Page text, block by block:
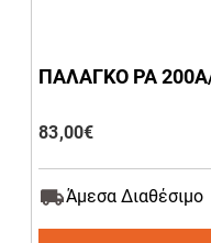
ΠΑΛΑΓΚΟ ΡΑ
83,00€
Άμεσα Διαθέσιμο